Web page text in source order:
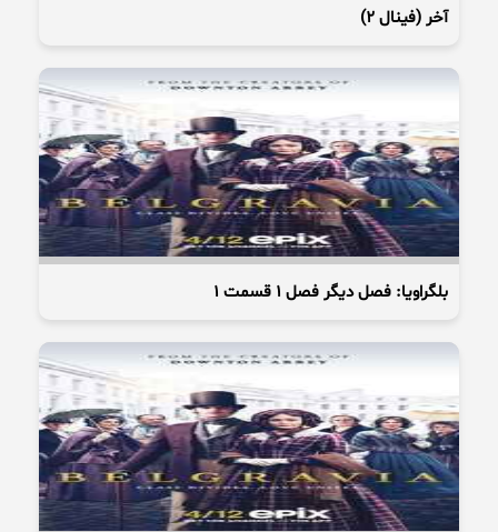
آخر (فینال 2)
بلگراویا: فصل دیگر فصل 1 قسمت 1